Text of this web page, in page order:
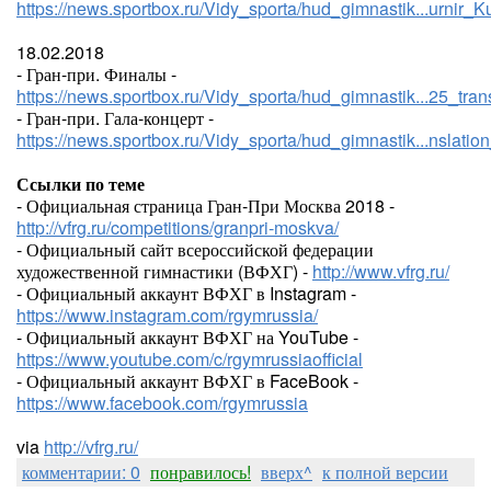
https://news.sportbox.ru/Vidy_sporta/
18.02.2018
- Гран-при. Финалы -
https://news.sportbox.ru/Vidy_sporta/
- Гран-при. Гала-концерт -
https://news.sportbox.ru/Vidy_sporta/
Ссылки по теме
- Официальная страница Гран-При Москва 2018 -
http://vfrg.ru/competitions/granpri-moskva/
- Официальный сайт всероссийской федерации
художественной гимнастики (ВФХГ) - http://www.vfrg.ru/
- Официальный аккаунт ВФХГ в Instagram -
https://www.instagram.com/rgymrussia/
- Официальный аккаунт ВФХГ на YouTube -
https://www.youtube.com/c/rgymrussiaofficial
- Официальный аккаунт ВФХГ в FaceBook -
https://www.facebook.com/rgymrussia
via http://vfrg.ru/
комментарии: 0 понравилось! вверх^ к полной версии